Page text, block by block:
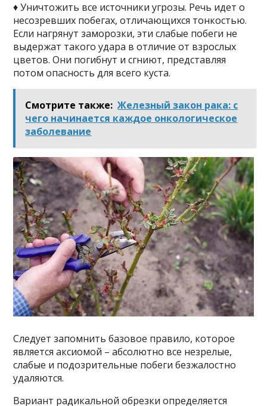
♦ Уничтожить все источники угрозы. Речь идет о
несозревших побегах, отличающихся тонкостью.
Если нагрянут заморозки, эти слабые побеги не
выдержат такого удара в отличие от взрослых
цветов. Они погибнут и сгниют, представляя
потом опасность для всего куста.
Смотрите также: Железный закон рака: с
чего начинается каждое онкологическое
заболевание
Следует запомнить базовое правило, которое
является аксиомой – абсолютно все незрелые,
слабые и подозрительные побеги безжалостно
удаляются.
Вариант радикальной обрезки определяется